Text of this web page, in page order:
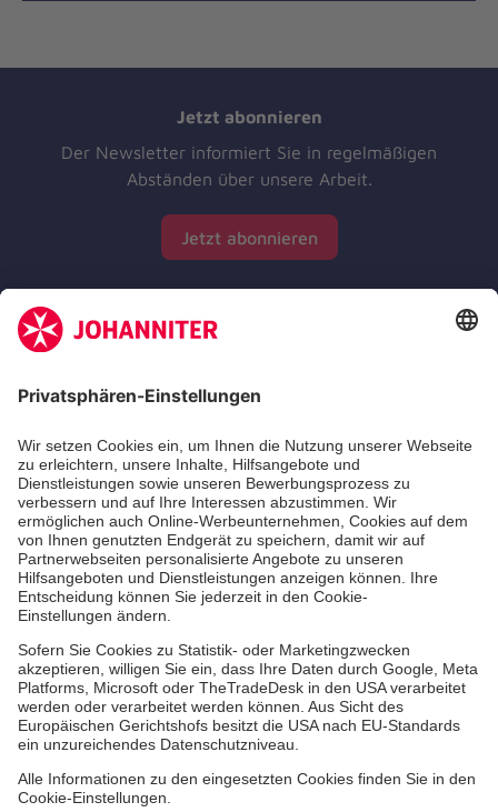
Jetzt abonnieren
Der Newsletter informiert Sie in regelmäßigen
Abständen über unsere Arbeit.
Jetzt abonnieren
Zertifizierung der Johanniter-Unfall-Hilfe e.V.
Die Johanniter GmbH führt das Spendenzertifikat
des Deutschen Spendenrats e.V.
Dienste & Leistungen
Mitarbeiten & Lernen